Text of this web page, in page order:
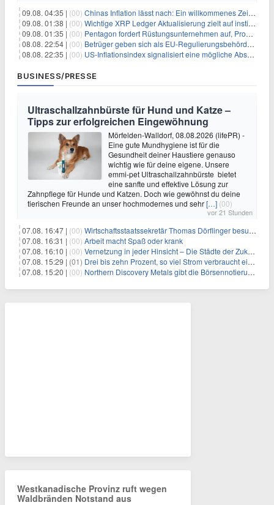
09.08. 04:35 | (00) Chinas Inflation lässt nach: Ein willkommenes Zeichen für Investoren angesichts der Folgen des Öl-Schocks
09.08. 01:38 | (00) Wichtige XRP Ledger Aktualisierung zielt auf institutionelle Akzeptanz ab
09.08. 01:35 | (00) Pentagon fordert Rüstungsunternehmen auf, Produktion angesichts eskalierender globaler Spannungen zu steigern
08.08. 22:54 | (00) Betrüger geben sich als EU-Regulierungsbehörden aus, um Krypto-Nutzer nach MiCA-Deadline ins Visier zu nehmen
08.08. 22:35 | (00) US-Inflationsindex signalisiert eine mögliche Abschwächung der Inflationsdruck
BUSINESS/PRESSE
Ultraschallzahnbürste für Hund und Katze –
Tipps zur erfolgreichen Eingewöhnung
Mörfelden-Walldorf, 08.08.2026 (lifePR) -
Eine gute Mundhygiene ist für die
Gesundheit deiner Haustiere genauso
wichtig wie für deine eigene. Unsere
emmi-pet Ultraschallzahnbürste bietet
eine sanfte und effektive Lösung zur
Zahnpflege für Hunde und Katzen. Doch wie gewöhnst du deine
tierischen Freunde an unser hochmodernes und sehr[…] (00)
vor 21 Stunden
07.08. 16:47 | (00) Wirtschaftsstaatssekretär Thomas Dörflinger besucht Handwerksbetrieb im Kammerbezirk Freiburg
07.08. 16:31 | (00) Arbeit macht Spaß oder krank
07.08. 16:10 | (00) Vernetzung in jeder Hinsicht – Die Städte der Zukunft sind grün-blau
07.08. 15:29 | (01) Drei bis zehn Prozent, so viel Strom verbraucht ein Aufzug im Gebäude
07.08. 15:20 | (00) Northern Discovery Metals gibt die Börsennotierung an der Frankfurter Wertpapierbörse bekannt
Westkanadische Provinz ruft wegen
Waldbränden Notstand aus